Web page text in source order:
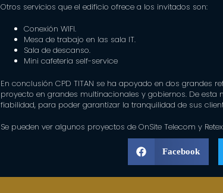
Otros servicios que el edificio ofrece a los invitados son:
Conexión WIFI.
Mesa de trabajo en las sala IT.
Sala de descanso.
Mini cafeteria self-service
En conclusión CPD TITAN se ha apoyado en dos grandes
proyecto en grandes multinacionales y gobiernos. De
fiabilidad, para poder garantizar la tranquilidad de sus
Se pueden ver algunos proyectos de OnSite Telecom y Retex
Facebook